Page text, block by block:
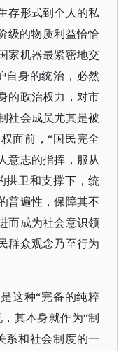
存形式到个人的私
级的物质利益恰恰
家机器最紧密地交
自身的统治，必然
的政治权力，对市
社会成员尤其是被
面前，“国民完全
意志的指挥，服从
拱卫和支撑下，统
普遍性，保障其不
而成为社会意识领
群众观念乃至行为
这种“完备的纯粹
其本身就作为“制
系和社会制度的一